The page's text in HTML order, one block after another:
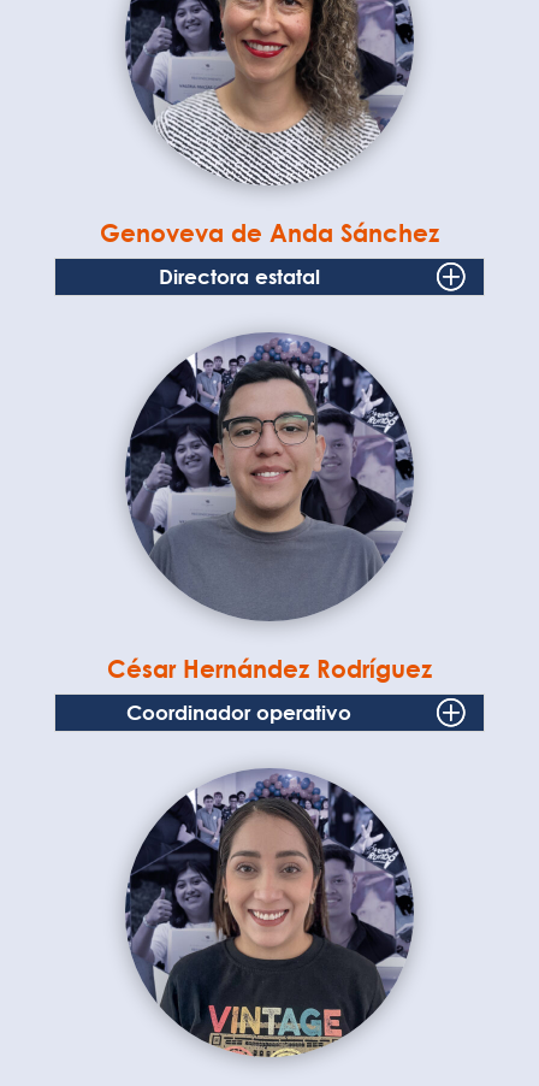
Genoveva de Anda Sánchez
Directora estatal
César Hernández Rodríguez
Coordinador operativo